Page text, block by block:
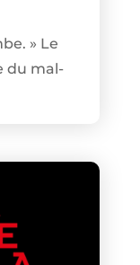
» Le
du mal-